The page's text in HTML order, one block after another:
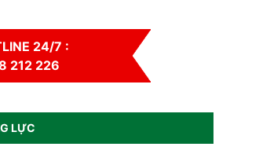
24/7 :
212 226
LỰC